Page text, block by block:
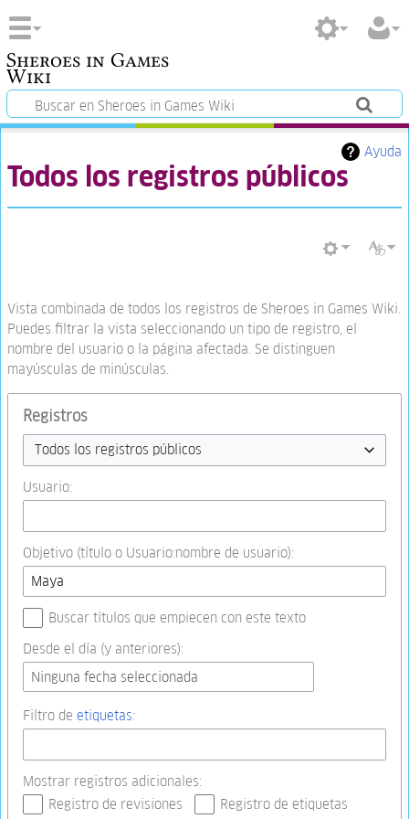
Sheroes in Games
Wiki
Ayuda
Todos los registros públicos
Vista combinada de todos los registros de Sheroes in Games Wiki.
Puedes filtrar la vista seleccionando un tipo de registro, el
nombre del usuario o la página afectada. Se distinguen
mayúsculas de minúsculas.
Registros
Todos los registros públicos
Usuario:
Objetivo (título o Usuario:nombre de usuario):
Buscar títulos que empiecen con este texto
Desde el día (y anteriores):
Ninguna fecha seleccionada
Filtro de etiquetas:
Mostrar registros adicionales:
Registro de revisiones
Registro de etiquetas